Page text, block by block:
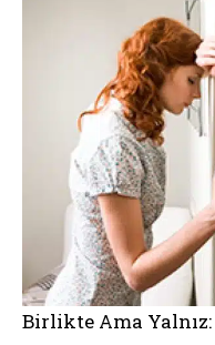
Birlikte Ama Yalnız: